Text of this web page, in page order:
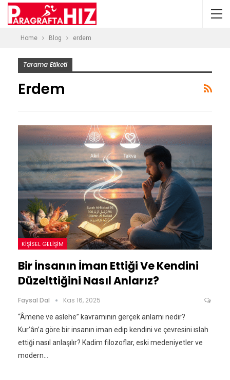
Home Blog erdem
Tarama Etiketi
Erdem
KIŞISEL GELIŞIM
Bir İnsanın İman Ettiği Ve Kendini
Düzelttiğini Nasıl Anlarız?
Faysal Dal Kas 16, 2025
“Âmene ve aslehe” kavramının gerçek anlamı nedir?
Kur’ân’a göre bir insanın iman edip kendini ve çevresini ıslah
ettiği nasıl anlaşılır? Kadim filozoflar, eski medeniyetler ve
modern…